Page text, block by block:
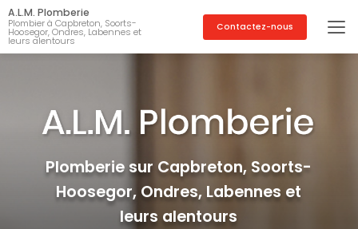
Aller
au
contenu
principal
A.L.M. Plomberie
Plombier à Capbreton, Soorts-
Hoosegor, Ondres, Labennes et
leurs alentours
Contactez-nous
Plomberie sur Capbreton, Soorts-
Hoosegor, Ondres, Labennes et
leurs alentours